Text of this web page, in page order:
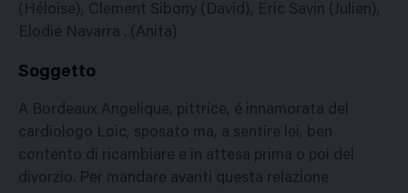
(Héloise), Clement Sibony (David), Eric Savin (Julien),
Elodie Navarra . (Anita)
Soggetto
A Bordeaux Angelique, pittrice, é innamorata del
cardiologo Loic, sposato ma, a sentire lei, ben
contento di ricambiare e in attesa prima o poi del
divorzio. Per mandare avanti questa relazione